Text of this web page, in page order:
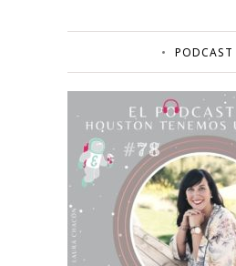
PODCAST